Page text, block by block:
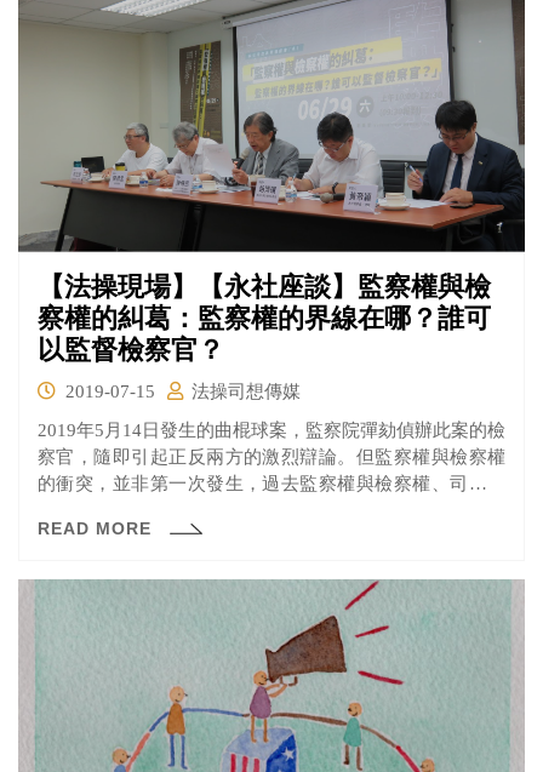
【法操現場】【永社座談】監察權與檢
察權的糾葛：監察權的界線在哪？誰可
以監督檢察官？
2019-07-15
法操司想傳媒
2019年5月14日發生的曲棍球案，監察院彈劾偵辦此案的檢
察官，隨即引起正反兩方的激烈辯論。但監察權與檢察權
的衝突，並非第一次發生，過去監察權與檢察權、司法權
READ MORE